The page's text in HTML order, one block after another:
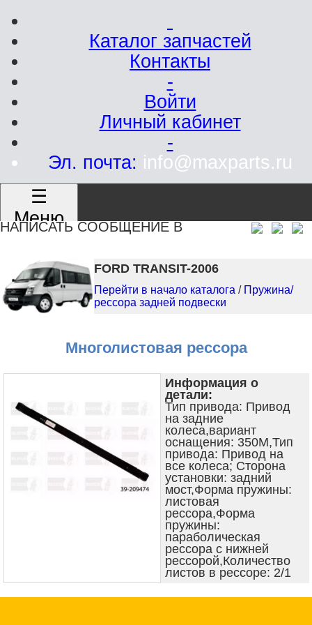
Каталог запчастей
Контакты
-
Войти
Личный кабинет
-
Эл. почта: info@maxparts.ru
☰
Меню
НАПИСАТЬ СООБЩЕНИЕ В
FORD TRANSIT-2006
Перейти в начало каталога / Пружина/
рессора задней подвески
Многолистовая рессора
Информация о
детали:
Тип привода: Привод
на задние
колеса,вариант
оснащения: 350M,Тип
привода: Привод на
все колеса; Сторона
установки: задний
мост,Форма пружины:
листовая
рессора,Форма
пружины:
параболическая
рессора с нижней
рессорой,Количество
листов в рессоре: 2/1